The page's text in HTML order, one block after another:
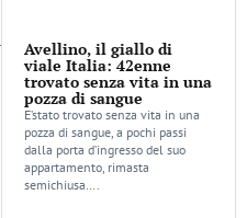
Avellino, il giallo di
viale Italia: 42enne
trovato senza vita in una
pozza di sangue
E’stato trovato senza vita in una
pozza di sangue, a pochi passi
dalla porta d’ingresso del suo
appartamento, rimasta
semichiusa….